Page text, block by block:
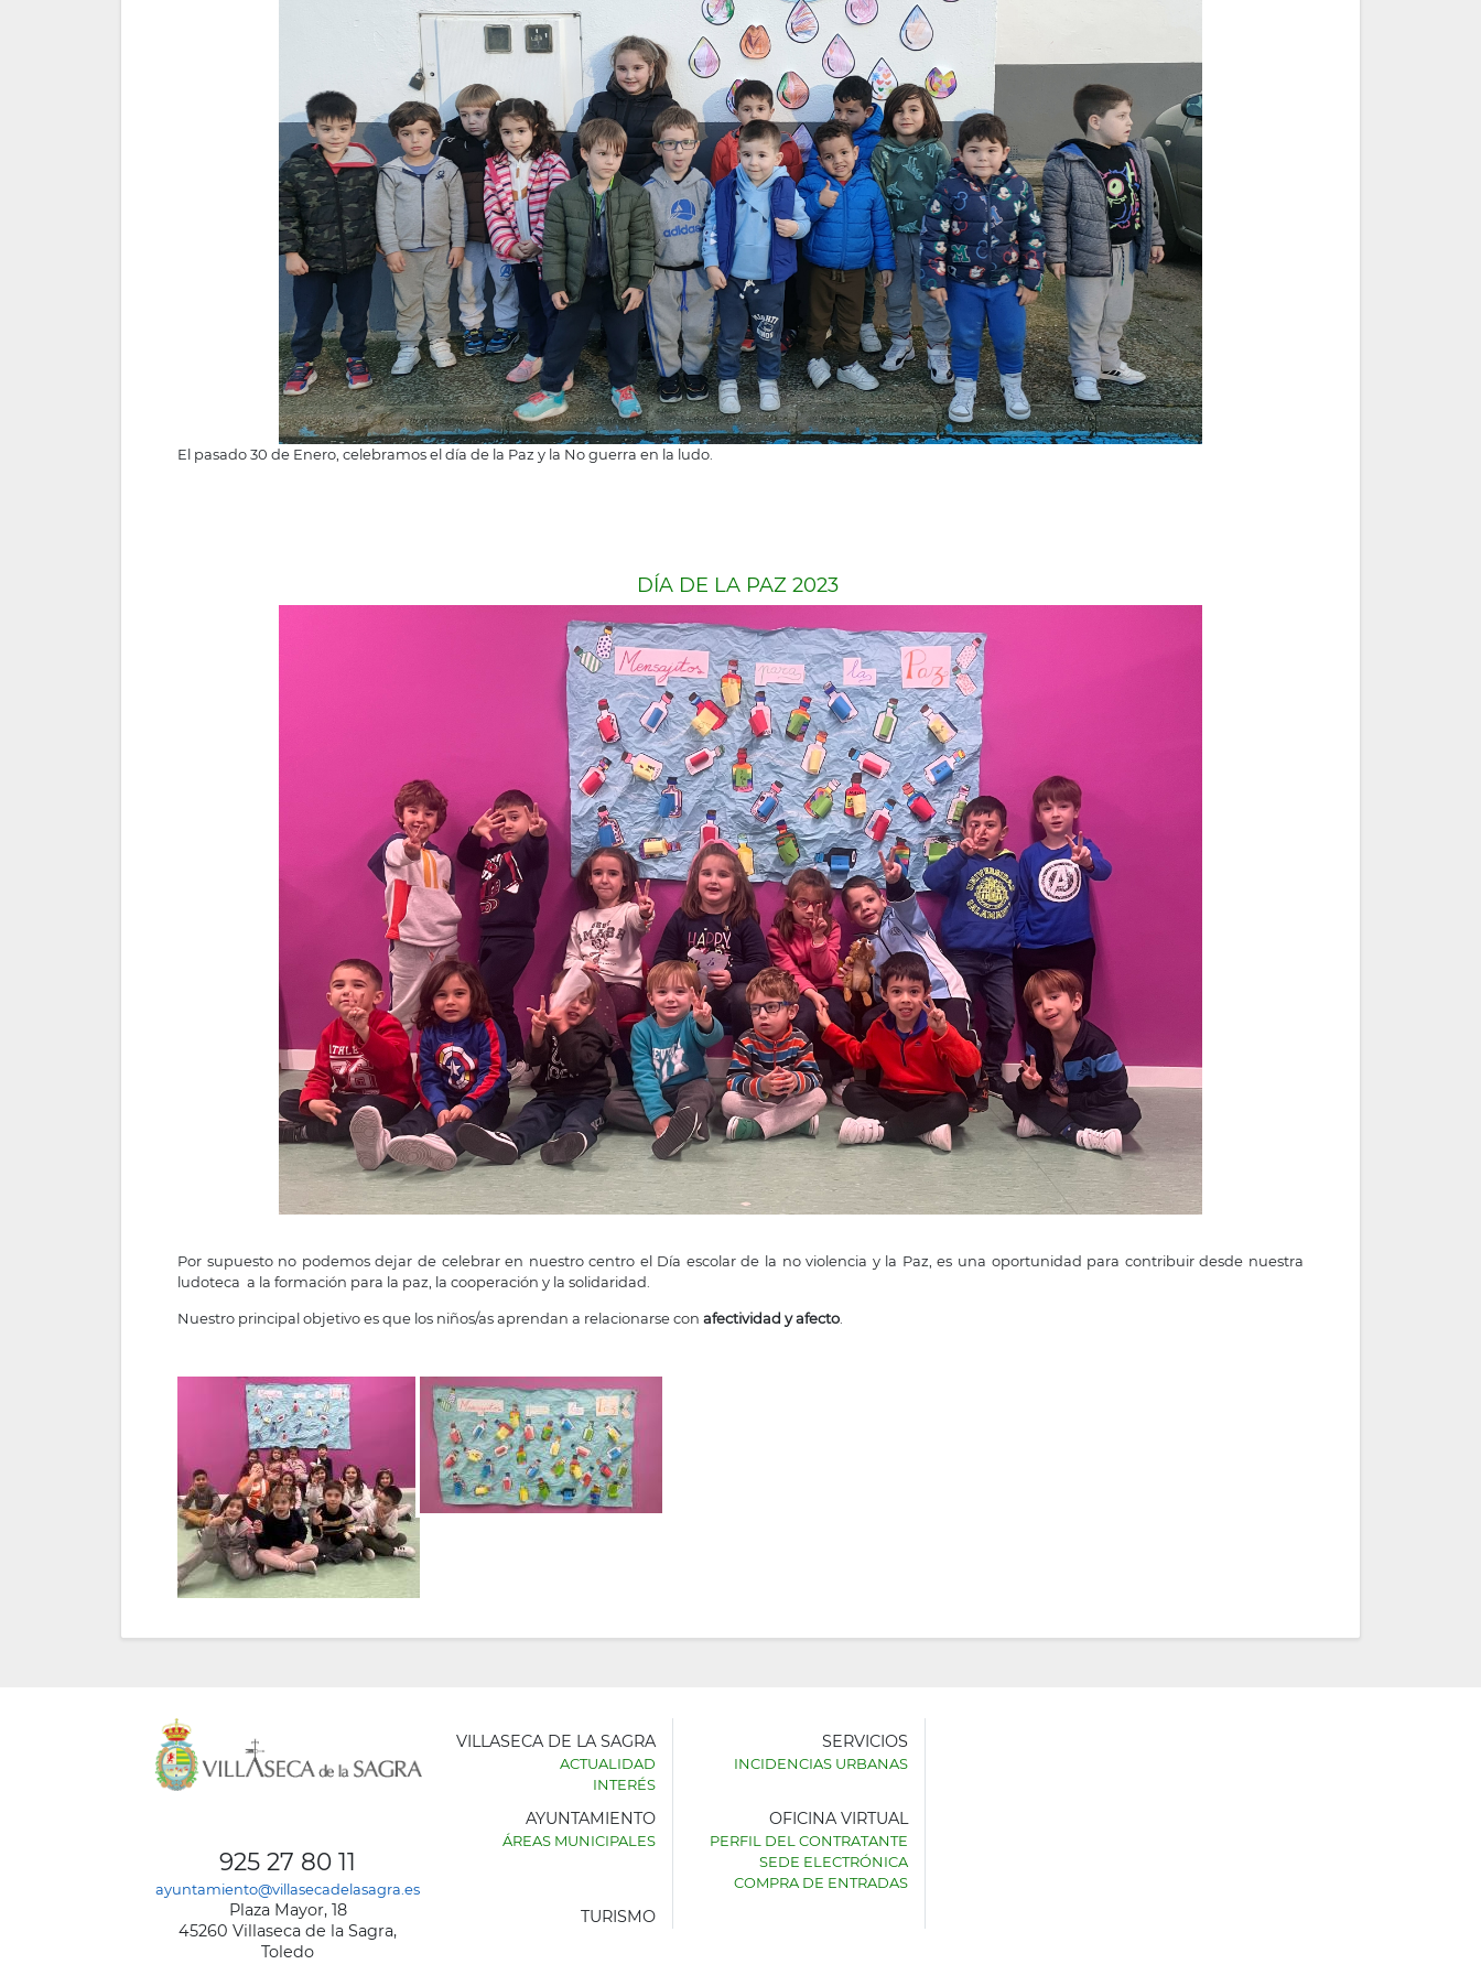
El pasado 30 de Enero, celebramos el día de la Paz y la No guerra en la ludo.
DÍA DE LA PAZ 2023
Por supuesto no podemos dejar de celebrar en nuestro centro el Día escolar de la no violencia y la Paz, es una oportunidad para contribuir desde nuestra
ludoteca a la formación para la paz, la cooperación y la solidaridad.
Nuestro principal objetivo es que los niños/as aprendan a relacionarse conafectividad y afecto.
925 27 80 11
ayuntamiento@villasecadelasagra.es
Plaza Mayor, 18
45260 Villaseca de la Sagra,
Toledo
AYUNTAMIENTO
VILLASECA DE LA SAGRA
ACTUALIDAD
INTERÉS
SERVICIOS
INCIDENCIAS URBANAS
AYUNTAMIENTO
ÁREAS MUNICIPALES
OFICINA VIRTUAL
PERFIL DEL CONTRATANTE
SEDE ELECTRÓNICA
COMPRA DE ENTRADAS
TURISMO